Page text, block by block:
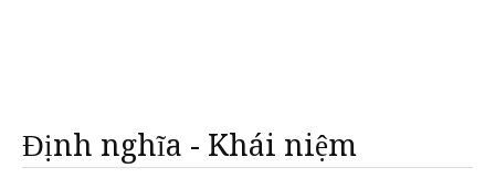
Định nghĩa - Khái niệm